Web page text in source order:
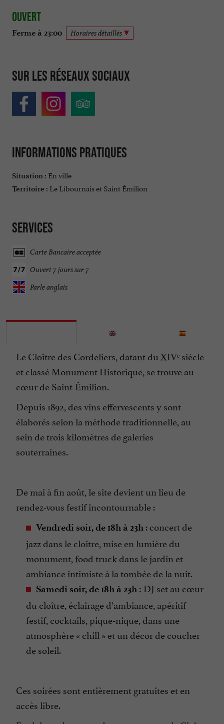
Ouvert
Ferme à 23:00 Horaires détaillés
Sur les réseaux sociaux
Informations pratiques
Situation : En ville
Territoire : Le Libournais et Saint Émilion
Services
Carte Bancaire acceptée
Ouvert 7 jours sur 7
Parle anglais
Le Cloître des Cordeliers, datant du XIVᵉ siècle
et classé Monument Historique, se trouve au
cœur de Saint-Émilion.
Depuis 1892, des vins effervescents y sont
élaborés selon la méthode traditionnelle, au
sein de trois kilomètres de galeries
souterraines.
De mai à fin août, le site devient un lieu de
rendez-vous festif incontournable :
Vendredi soir, de 18h à 23h : concert de
jazz dans le cloître, mise en lumière du
monument, food truck dans le jardin et
ambiance intimiste à la tombée de la nuit.
Samedi soir, de 18h à 23h : DJ set au cœur
du cloître, éclairage d’ambiance, apéritif
festif, cocktails, pique-nique, dans une
atmosphère « chill » et un décor de coucher
de soleil.
Ces soirées sont entièrement gratuites et en
accès libre.